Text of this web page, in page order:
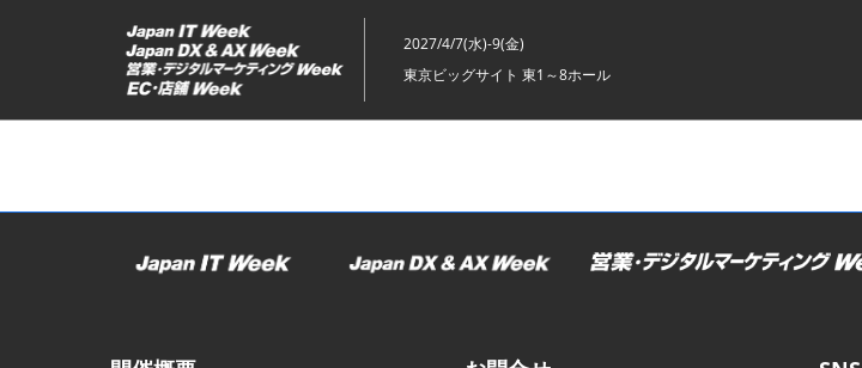
ッ
2027/4/7(水)-9(金)
東京ビッグサイト 東1～8ホール